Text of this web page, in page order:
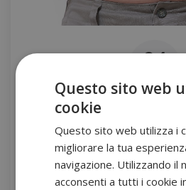
Sindrome metabolica:
daDot 41 Punto Medico
La sindrome metabolica è una
diffusa che solo in Italia colpisce
Questo sito web
cookie
Questo sito web utilizza i
migliorare la tua
navigazione. Utilizzando il
acconsenti a tutti i cookie